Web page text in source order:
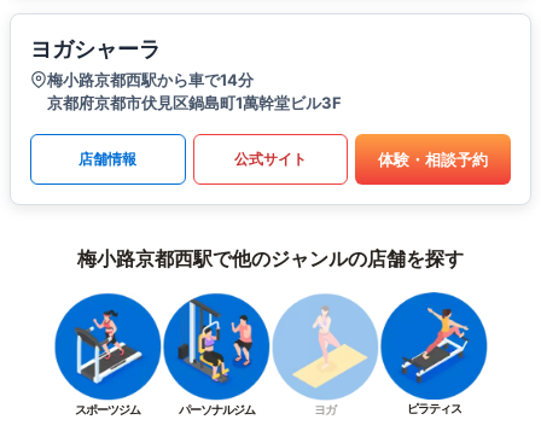
ヨガシャーラ
梅小路京都西駅から車で14分
京都府京都市伏見区鍋島町1萬幹堂ビル3F
店舗情報 公式サイト 体験・相談予約
梅小路京都西駅で他のジャンルの店舗を探す
スポーツジム パーソナルジム ヨガ ピラティス